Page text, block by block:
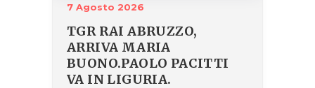
7 Agosto 2026
TGR RAI ABRUZZO,
ARRIVA MARIA
BUONO.PAOLO PACITTI
VA IN LIGURIA.